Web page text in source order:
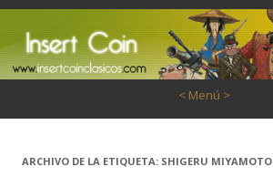
< Menú >
ARCHIVO DE LA ETIQUETA: SHIGERU MIYAMOTO